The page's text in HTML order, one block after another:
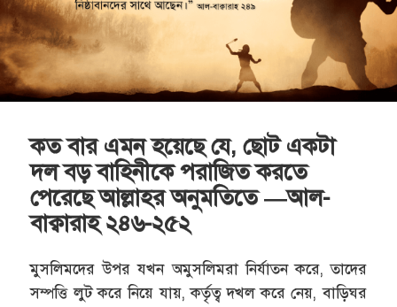
কত বার এমন হয়েছে যে, ছোট একটা
দল বড় বাহিনীকে পরাজিত করতে
পেরেছে আল্লাহর অনুমতিতে —আল-
বাক্বারাহ ২৪৬-২৫২
মুসলিমদের উপর যখন অমুসলিমরা নির্যাতন করে, তাদের
সম্পত্তি লুট করে নিয়ে যায়, কর্তৃত্ব দখল করে নেয়, বাড়িঘর